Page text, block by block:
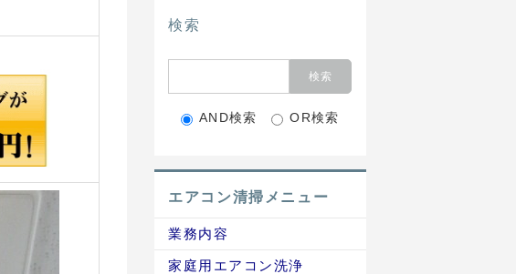
検索
AND検索 OR検索
エアコン清掃メニュー
業務内容
家庭用エアコン洗浄